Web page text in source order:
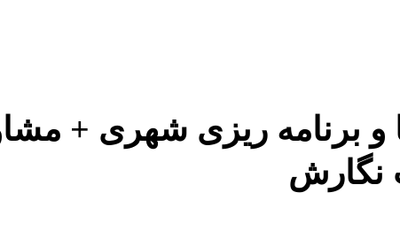
و برنامه ریزی شهری +
نگارش